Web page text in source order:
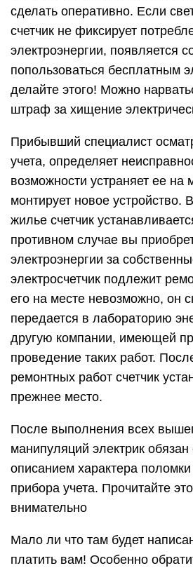
сделать оперативно. Если
счетчик не фиксирует
электроэнергии, появляется
попользоваться бесплатным
делайте этого! Можно
штраф за хищение
Прибывший специалист
учета, определяет
возможности устраняет ее на
монтирует новое устройство.
жилье счетчик
противном случае вы
электроэнергии за
электросчетчик подлежит
его на месте невозможно, он
передается в лабораторию
другую компании, имеющей
проведение таких работ.
ремонтных работ счетчик
прежнее место.
После выполнения всех
манипуляций электрик обязан
описанием характера
прибора учета. Прочитайте
внимательно
Мало ли что там будет
платить вам! Особенно